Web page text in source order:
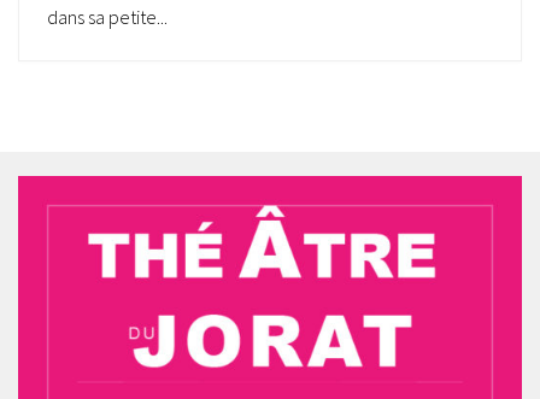
dans sa petite...